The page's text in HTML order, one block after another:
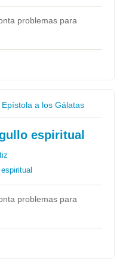
problemas para
Epístola a los Gálatas
espiritual
problemas para